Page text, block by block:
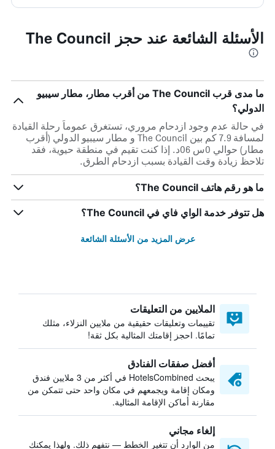
الأسئلة الشائعة عند حجز The Council
ما مدى قرب The Council من أقرب مطار، مطار سيبيو
الدولي؟
في حالة عدم وجود ازدحام مروري، تستغرق عموماً رحلة القيادة
لمسافة 7.9 كم بين The Council و مطار سيبيو الدولي (أقرب
مطار) حوالي 0س 06د. إذا كنت تقيم في منطقة حيوية، فقد
تلاحظ زيادة وقت القيادة بسبب ازدحام الطرق.
ما هو رقم هاتف The Council؟
هل تتوفر خدمة الواي فاي في The Council؟
عرض المزيد من الأسئلة الشائعة
الملايين من التعليقات
تقييمات وتعليقات حقيقية من ملايين النزلاء، مثلك
تمامًا. احجز إقامتك المثالية بكل ثقة!
أفضل صفقات الفنادق
يبحث HotelsCombined في أكثر من 3 ملايين فندق
ومكان إقامة ويجمعهم في مكان واحد حتى تتمكن من
مقارنة أماكن الإقامة المثالية.
إلغاء مجاني
من الوارد أن تتغير الخطط — نتفهم ذلك. ولهذا يمكنك